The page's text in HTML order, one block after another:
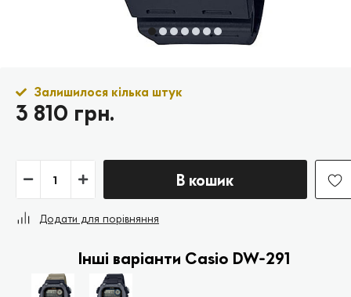
Залишилося кілька штук
3 810 грн.
В кошик
Додати для порівняння
Інші варіанти Casio DW-291